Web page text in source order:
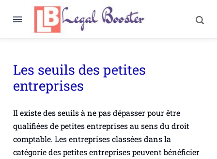
Les seuils des petites
entreprises
Il existe des seuils à ne pas dépasser pour être
qualifiées de petites entreprises au sens du droit
comptable. Les entreprises classées dans la
catégorie des petites entreprises peuvent bénéficier